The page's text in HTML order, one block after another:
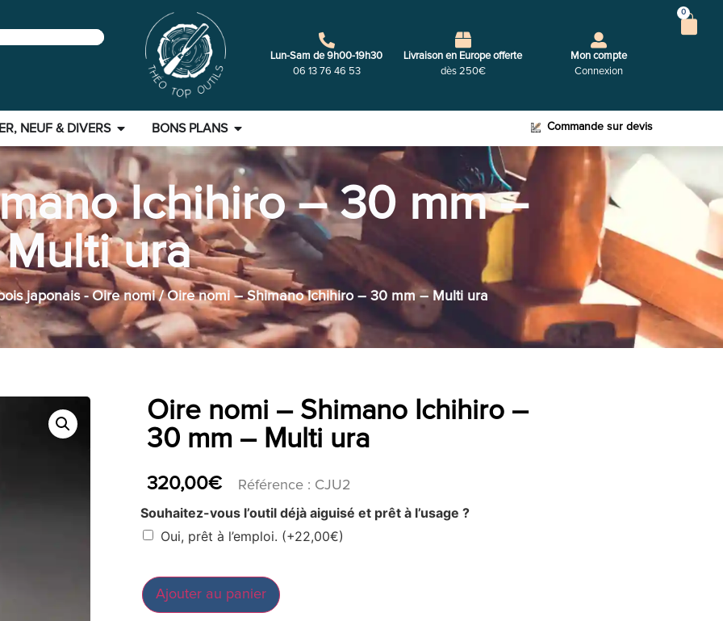
Lun-Sam de 9h00-19h30
06 13 76 46 53
Livraison en Europe offerte
dès 250€
Mon compte
Connexion
0
NEUF & DIVERS BONS PLANS Commande sur devis
Ichihiro – 30 mm –
Multi ura
japonais - Oire nomi/ Oire nomi – Shimano Ichihiro – 30 mm – Multi ura
Oire nomi – Shimano Ichihiro –
30 mm – Multi ura
320,00€ Référence : CJU2
Souhaitez-vous l’outil déjà aiguisé et prêt à l’usage ?
Oui, prêt à l’emploi. (+22,00€)
Ajouter au panier